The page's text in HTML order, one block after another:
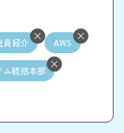
員紹介 AWS
ム統括本部